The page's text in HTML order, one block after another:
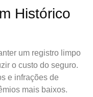
Histórico
um registro limpo
o custo do seguro.
e infrações de
mais baixos.